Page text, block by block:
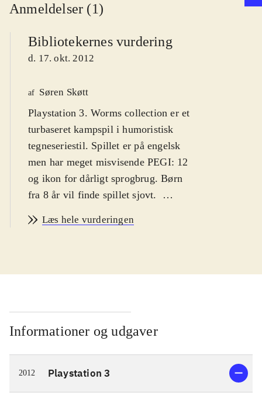
Anmeldelser (1)
Bibliotekernes vurdering
d. 17. okt. 2012
af Søren Skøtt
Playstation 3. Worms collection er et
turbaseret kampspil i humoristisk
tegneseriestil. Spillet er på engelsk
men har meget misvisende PEGI: 12
og ikon for dårligt sprogbrug. Børn
fra 8 år vil finde spillet sjovt.
sejlivede spilserie, hvor du styrer en
orme, med et bredt varieret arsenal af
omgivelser. Alle tre spil indeholder
små fine tutorials, så man nemt og
hurtigt kan komme igang. Man kan
selvfølgelig spille i et utal af modes
mod computeren eller mod venner.
Spillene er indholdsmæssigt relativt
Læs hele vurderingen
Informationer og udgaver
2012 Playstation 3